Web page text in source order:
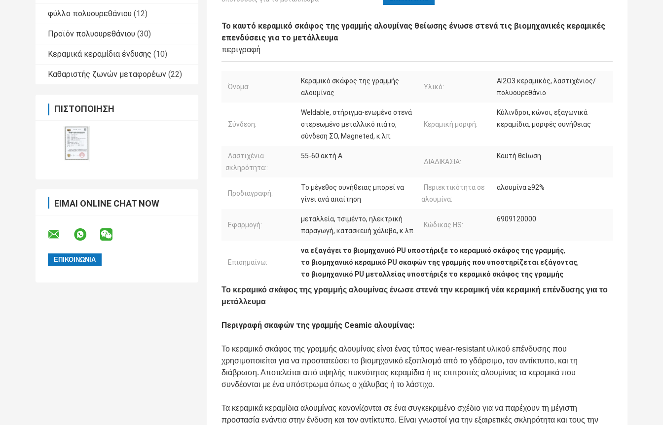
φύλλο πολυουρεθάνιου (12)
Προϊόν πολυουρεθάνιου (30)
Κεραμικά κεραμίδια ένδυσης (10)
Καθαριστής ζωνών μεταφορέων (22)
ΠΙΣΤΟΠΟΊΗΣΗ
ΕΊΜΑΙ ONLINE CHAT NOW
Το καυτό κεραμικό σκάφος της γραμμής αλουμίνας θείωσης ένωσε στενά τις βιομηχανικές κεραμικές
επενδύσεις για το μετάλλευμα
περιγραφή
Όνομα:
Κεραμικό σκάφος της γραμμής
αλουμίνας
Υλικό:
AI2O3 κεραμικός, λαστιχένιος/
πολυουρεθάνιο
Σύνδεση:
Weldable, στήριγμα-ενωμένο στενά
στερεωμένο μεταλλικό πιάτο,
σύνδεση ΣΟ, Magneted, κ.λπ.
Κεραμική μορφή:
Κύλινδροι, κώνοι, εξαγωνικά
κεραμίδια, μορφές συνήθειας
Λαστιχένια
σκληρότητα::
55-60 ακτή Α
ΔΙΑΔΙΚΑΣΙΑ:
Καυτή θείωση
Προδιαγραφή:
Το μέγεθος συνήθειας μπορεί να
γίνει ανά απαίτηση
Περιεκτικότητα σε
αλουμίνα:
αλουμίνα ≥92%
Εφαρμογή:
μεταλλεία, τσιμέντο, ηλεκτρική
παραγωγή, κατασκευή χάλυβα, κ.λπ.
Κώδικας HS:
6909120000
Επισημαίνω:
να εξαγάγει το βιομηχανικό PU υποστήριξε το κεραμικό σκάφος της γραμμής,
το βιομηχανικό κεραμικό PU σκαφών της γραμμής που υποστηρίζεται εξάγοντας,
το βιομηχανικό PU μεταλλείας υποστήριξε το κεραμικό σκάφος της γραμμής
Το κεραμικό σκάφος της γραμμής αλουμίνας ένωσε στενά την κεραμική νέα κεραμική επένδυσης για το
μετάλλευμα
Περιγραφή σκαφών της γραμμής Ceamic αλουμίνας:
Το κεραμικό σκάφος της γραμμής αλουμίνας είναι ένας τύπος wear-resistant υλικού επένδυσης που
χρησιμοποιείται για να προστατεύσει το βιομηχανικό εξοπλισμό από το γδάρσιμο, τον αντίκτυπο, και τη
διάβρωση. Αποτελείται από υψηλής πυκνότητας κεραμίδια ή τις επιτροπές αλουμίνας τα κεραμικά που
συνδέονται με ένα υπόστρωμα όπως ο χάλυβας ή το λάστιχο.
Τα κεραμικά κεραμίδια αλουμίνας κανονίζονται σε ένα συγκεκριμένο σχέδιο για να παρέχουν τη μέγιστη
προστασία ενάντια στην ένδυση και τον αντίκτυπο. Είναι γνωστοί για την εξαιρετικές σκληρότητα και τους την